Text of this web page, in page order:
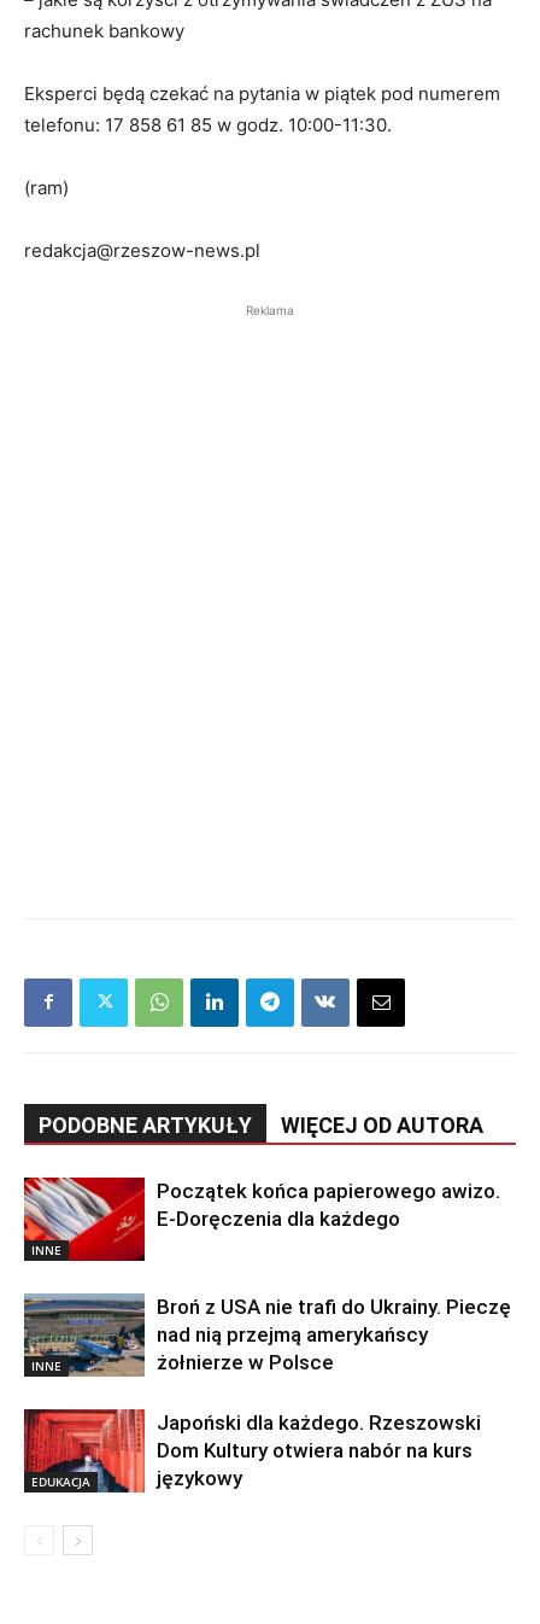
rachunek bankowy
Eksperci będą czekać na pytania w piątek pod numerem
telefonu: 17 858 61 85 w godz. 10:00-11:30.
(ram)
redakcja@rzeszow-news.pl
Reklama
PODOBNE ARTYKUŁY WIĘCEJ OD AUTORA
INNE
Początek końca papierowego awizo.
E-Doręczenia dla każdego
INNE
Broń z USA nie trafi do Ukrainy. Pieczę
nad nią przejmą amerykańscy
żołnierze w Polsce
EDUKACJA
Japoński dla każdego. Rzeszowski
Dom Kultury otwiera nabór na kurs
językowy